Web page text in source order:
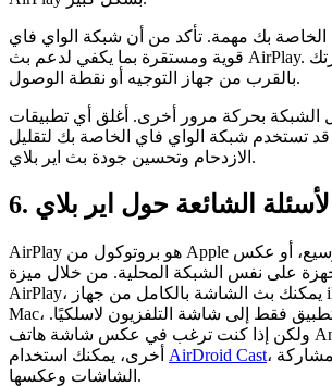
الخاصة بك مهمة. تأكد من أن شبكة الواي فاي
قوية ومستقرة بما يكفي لدعم بث AirPlay. قم بتحريك أجهزتك
بالقرب من جهاز التوجيه أو نقطة الوصول.
الشبكة بحركة مرور أخرى. أغلق أي تطبيقات
تستخدم شبكة الواي فاي الخاصة بك لتقليل
الازدحام وتحسين جودة بث اير بلاي.
والأسئلة الشائعة حول اير بلاي
AirPlay هو بروتوكول من Apple يتيح البث، والتوسيع، أو عكس
على نفس الشبكة المحلية. من خلال ميزة
AirPlay، يمكنك بث الشاشة بالكامل من جهاز iPhone أو iPad أو
Mac، أو يمكنك بث عرض تطبيق فقط إلى شاشة التلفزيون لاسلكيًا.
ولكن إذا كنت ترغب في عكس شاشة هاتف Android إلى أجهزة
AirDroid Cast، وهو برنامج رائع لمشاركة
الشاشات وعكسها.